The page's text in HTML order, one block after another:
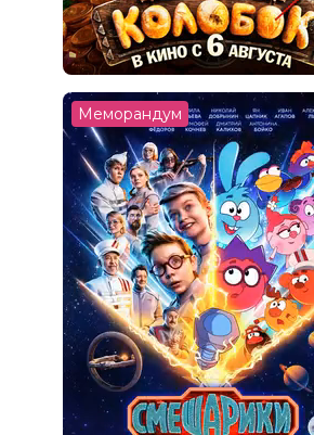
Меморандум